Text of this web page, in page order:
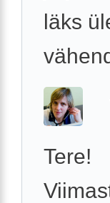
läks
Tere!